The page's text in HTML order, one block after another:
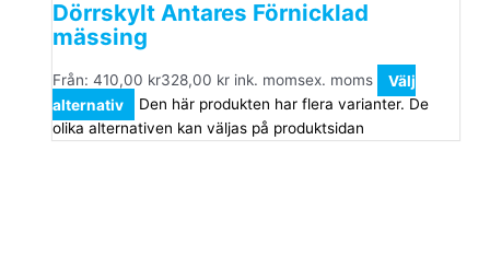
Dörrskylt Antares Förnicklad
mässing
Från: 410,00 kr328,00 kr ink. momsex. moms
Välj
alternativ
Den här produkten har flera varianter. De
olika alternativen kan väljas på produktsidan